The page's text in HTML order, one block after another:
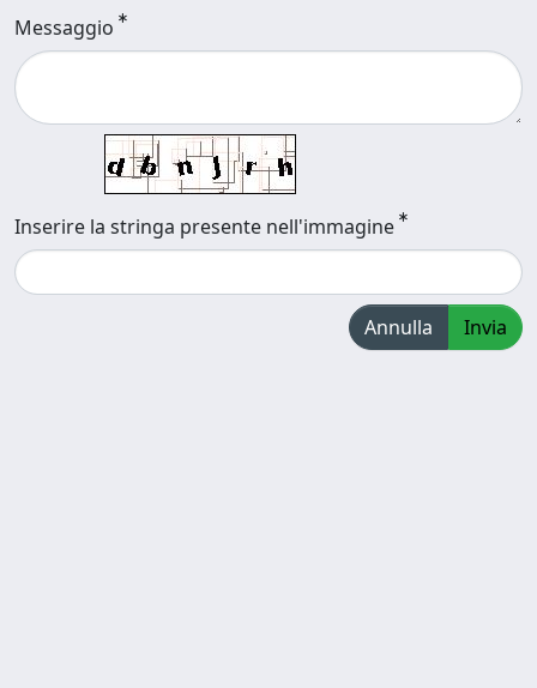
Messaggio
Inserire la stringa presente nell'immagine
Annulla Invia